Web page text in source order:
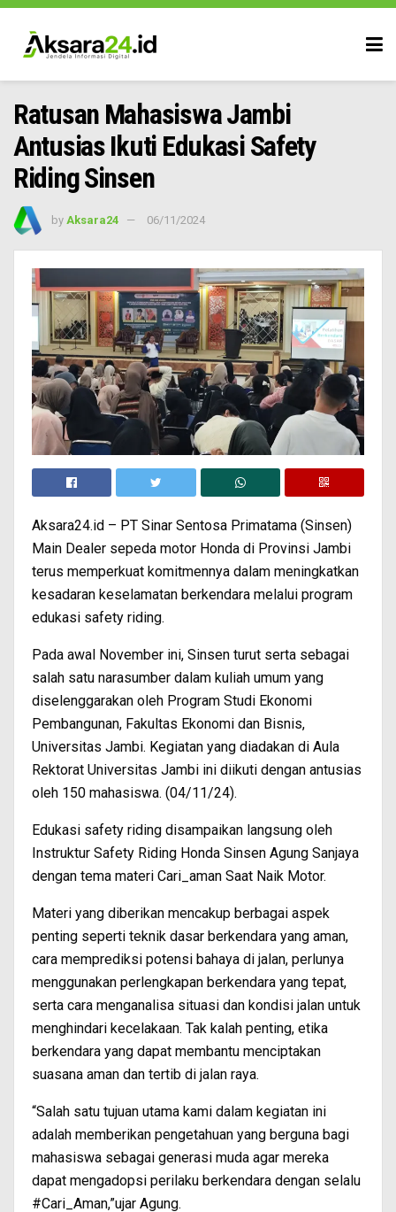
Ratusan Mahasiswa Jambi
Antusias Ikuti Edukasi Safety
Riding Sinsen
by Aksara24 06/11/2024
Aksara24.id – PT Sinar Sentosa Primatama (Sinsen)
Main Dealer sepeda motor Honda di Provinsi Jambi
terus memperkuat komitmennya dalam meningkatkan
kesadaran keselamatan berkendara melalui program
edukasi safety riding.
Pada awal November ini, Sinsen turut serta sebagai
salah satu narasumber dalam kuliah umum yang
diselenggarakan oleh Program Studi Ekonomi
Pembangunan, Fakultas Ekonomi dan Bisnis,
Universitas Jambi. Kegiatan yang diadakan di Aula
Rektorat Universitas Jambi ini diikuti dengan antusias
oleh 150 mahasiswa. (04/11/24).
Edukasi safety riding disampaikan langsung oleh
Instruktur Safety Riding Honda Sinsen Agung Sanjaya
dengan tema materi Cari_aman Saat Naik Motor.
Materi yang diberikan mencakup berbagai aspek
penting seperti teknik dasar berkendara yang aman,
cara memprediksi potensi bahaya di jalan, perlunya
menggunakan perlengkapan berkendara yang tepat,
serta cara menganalisa situasi dan kondisi jalan untuk
menghindari kecelakaan. Tak kalah penting, etika
berkendara yang dapat membantu menciptakan
suasana aman dan tertib di jalan raya.
“Salah satu tujuan utama kami dalam kegiatan ini
adalah memberikan pengetahuan yang berguna bagi
mahasiswa sebagai generasi muda agar mereka
dapat mengadopsi perilaku berkendara dengan selalu
#Cari_Aman,”ujar Agung.